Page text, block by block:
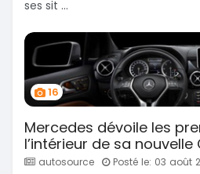
ses sit ...
16
Mercedes dévoile les
l’intérieur de sa nouvelle
autosource Posté le: 03 août